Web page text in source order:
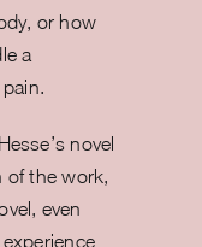
or how
a
novel
of the work,
even